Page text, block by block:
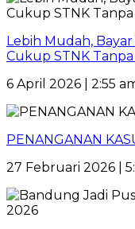
Lebih Mudah,
Cukup STNK
6 April 2026 | 2:55
PENANGANAN
27 Februari 2026 |